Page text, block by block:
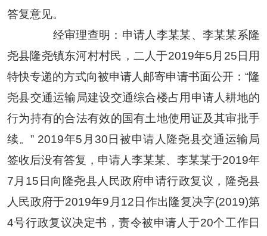
答复意见。
经审理查明：申请人李某某、李某某系隆
尧县隆尧镇东河村村民，二人于2019年5月25日用
特快专递的方式向被申请人邮寄申请书面公开：“隆
尧县交通运输局建设交通综合楼占用申请人耕地的
行为持有的合法有效的国有土地使用证及其审批手
续。” 2019年5月30日被申请人隆尧县交通运输局
签收后没有答复，申请人李某某、李某某于2019年
7月15日向隆尧县人民政府申请行政复议，隆尧县
人民政府于2019年9月12日作出隆复决字(2019)第
4号行政复议决定书，责令被申请人于20个工作日